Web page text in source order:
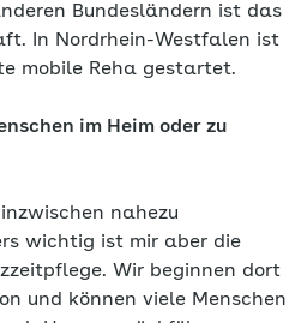
Bundesländern ist das
In Nordrhein-Westfalen ist
mobile Reha gestartet.
im Heim oder zu
nahezu
wichtig ist mir aber die
Wir beginnen dort
und können viele Menschen